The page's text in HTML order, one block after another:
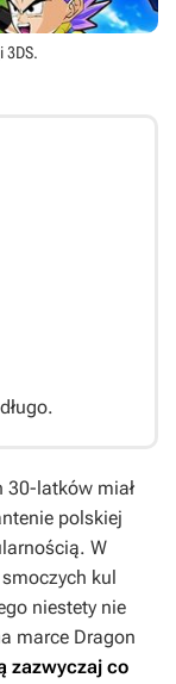
3DS.
30-latków miał
polskiej
W
kul
niestety nie
marce Dragon
zazwyczaj co